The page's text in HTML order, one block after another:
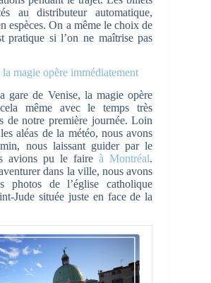
au distributeur automatique,
espèces. On a même le choix de
pratique si l’on ne maîtrise pas
magie opère immédiatement
gare de Venise, la magie opère
même avec le temps très
de notre première journée. Loin
aléas de la météo, nous avons
nous laissant guider par le
avions pu le faire à Montréal.
dans la ville, nous avons
photos de l’église catholique
Jude située juste en face de la